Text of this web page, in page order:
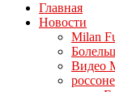
Главная
Новости
Milan
Видео